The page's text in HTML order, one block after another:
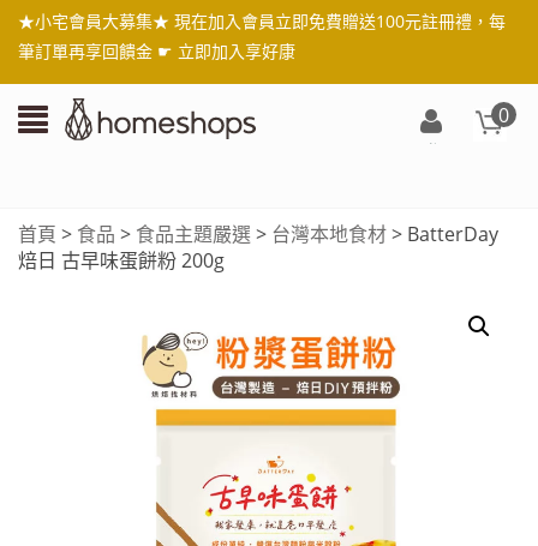
★小宅會員大募集★ 現在加入會員立即免費贈送100元註冊禮，每
筆訂單再享回饋金 ☛ 立即加入享好康
0
冊
首頁 > 食品 > 食品主題嚴選> 台灣本地食材> BatterDay
焙日 古早味蛋餅粉 200g